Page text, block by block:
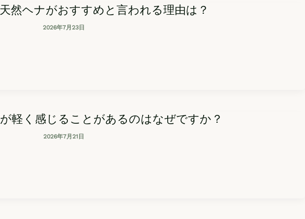
然ヘナがおすすめと言われる理由は？
2026年7月23日
軽く感じることがあるのはなぜですか？
2026年7月21日